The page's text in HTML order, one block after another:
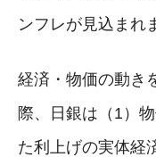
ンフレが見込まれ
経済・物価の動き
際、日銀は（1）
た利上げの実体経